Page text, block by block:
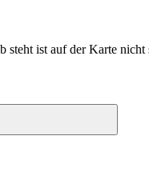
ist auf der Karte